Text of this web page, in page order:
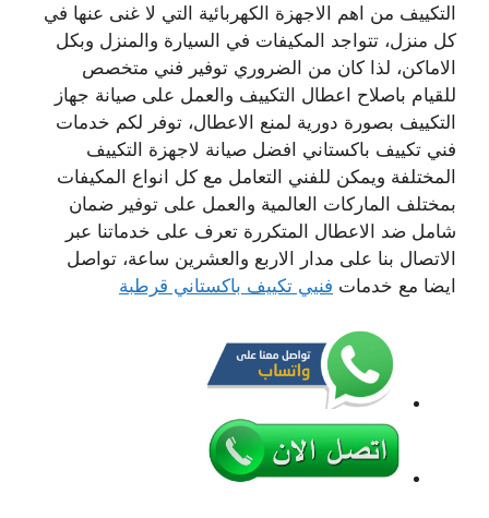
التكييف من اهم الاجهزة الكهربائية التي لا غنى عنها في
كل منزل، تتواجد المكيفات في السيارة والمنزل وبكل
الاماكن، لذا كان من الضروري توفير فني متخصص
للقيام باصلاح اعطال التكييف والعمل على صيانة جهاز
التكييف بصورة دورية لمنع الاعطال، توفر لكم خدمات
فني تكييف باكستاني افضل صيانة لاجهزة التكييف
المختلفة ويمكن للفني التعامل مع كل انواع المكيفات
بمختلف الماركات العالمية والعمل على توفير ضمان
شامل ضد الاعطال المتكررة تعرف على خدماتنا عبر
الاتصال بنا على مدار الاربع والعشرين ساعة، تواصل
ايضا مع خدمات فنيي تكييف باكستاني قرطبة